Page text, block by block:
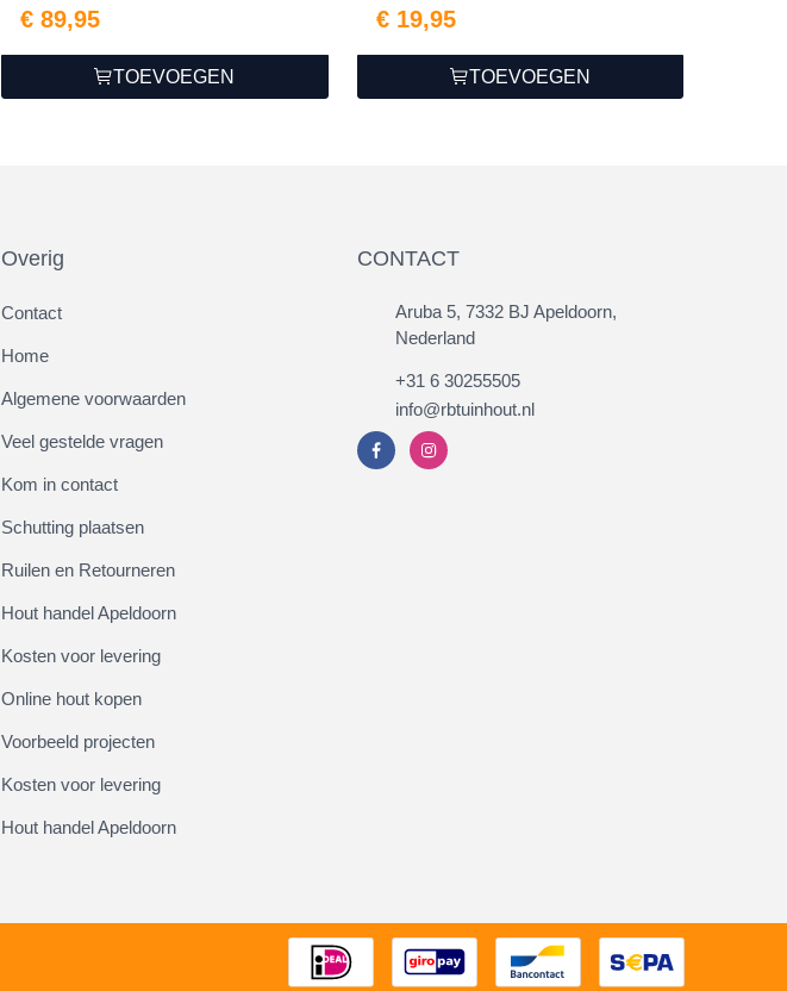
€ 89,95
TOEVOEGEN
€ 19,95
TOEVOEGEN
Overig
Contact
Home
Algemene voorwaarden
Veel gestelde vragen
Kom in contact
Schutting plaatsen
Ruilen en Retourneren
Hout handel Apeldoorn
Kosten voor levering
Online hout kopen
Voorbeeld projecten
Kosten voor levering
Hout handel Apeldoorn
CONTACT
Aruba 5, 7332 BJ Apeldoorn,
Nederland
+31 6 30255505
info@rbtuinhout.nl